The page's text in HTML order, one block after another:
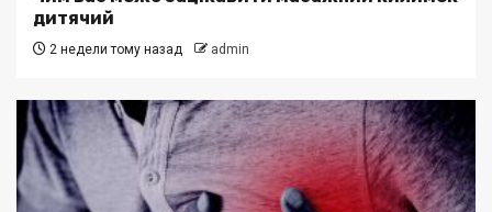
дитячий
2 недели тому назад admin